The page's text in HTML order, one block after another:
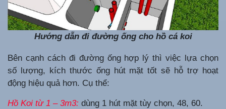
Hướng dẫn đi đường ống cho hồ cá koi
Bên cạnh cách đi đường ống hợp lý thì việc lựa chọn
số lượng, kích thước ống hút mặt tốt sẽ hỗ trợ hoạt
động hiệu quả hơn. Cụ thể:
Hồ Koi từ 1 – 3m3: dùng 1 hút mặt tùy chọn, 48, 60.